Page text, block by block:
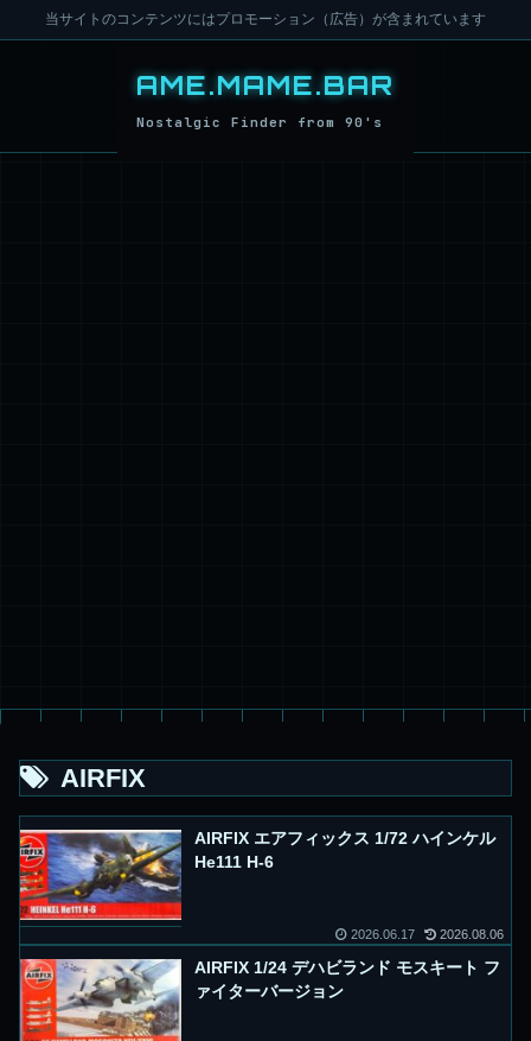
当サイトのコンテンツにはプロモーション（広告）が含まれています
AIRFIX
AIRFIX エアフィックス 1/72 ハインケル
He111 H-6
2026.06.17 2026.08.06
AIRFIX 1/24 デハビランド モスキート フ
ァイターバージョン